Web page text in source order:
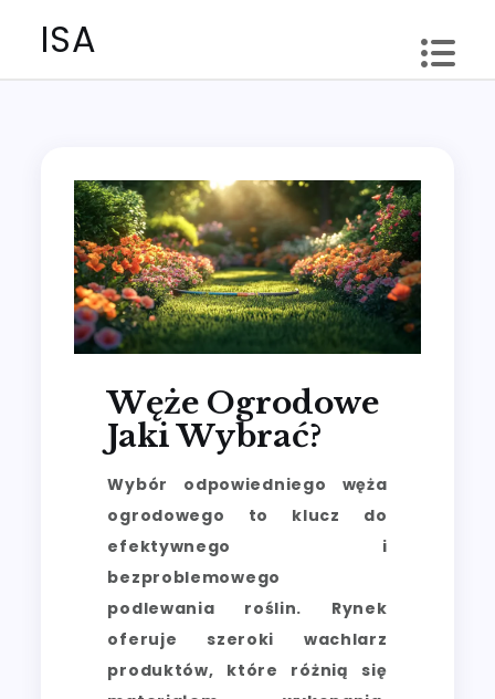
ISA
Węże Ogrodowe
Jaki Wybrać?
Wybór odpowiedniego węża
ogrodowego to klucz do
efektywnego i
bezproblemowego
podlewania roślin. Rynek
oferuje szeroki wachlarz
produktów, które różnią się